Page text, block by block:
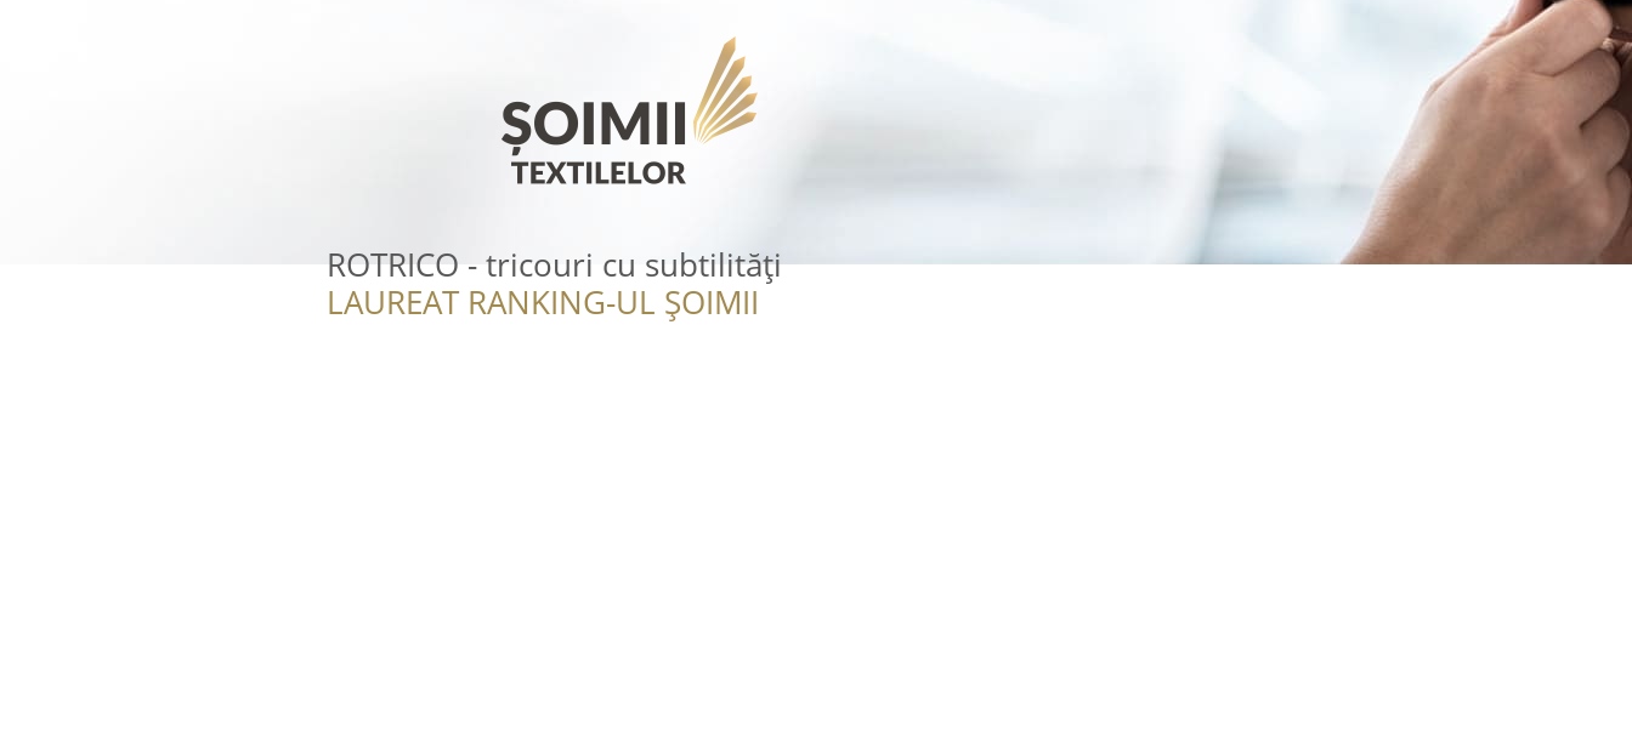
ROTRICO - tricouri cu subtilități
LAUREAT RANKING-UL ȘOIMII